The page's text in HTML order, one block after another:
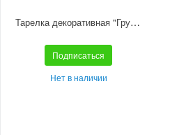
Тарелка декоративная "Грусть-тоска"
Подписаться
Нет в наличии